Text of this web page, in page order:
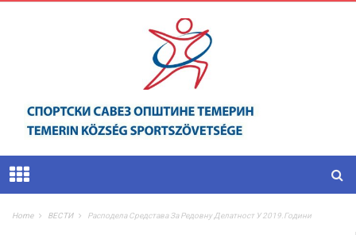
Home ВЕСТИ Расподела Средстава За Редовну Делатност У 2019.години